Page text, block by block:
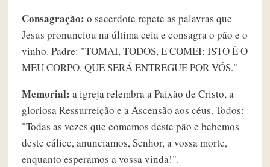
Consagração: o sacerdote repete as palavras que
Jesus pronunciou na última ceia e consagra o pão e o
vinho. Padre: "TOMAI, TODOS, E COMEI: ISTO É O
MEU CORPO, QUE SERÁ ENTREGUE POR VÓS."
Memorial: a igreja relembra a Paixão de Cristo, a
gloriosa Ressurreição e a Ascensão aos céus. Todos:
"Todas as vezes que comemos deste pão e bebemos
deste cálice, anunciamos, Senhor, a vossa morte,
enquanto esperamos a vossa vinda!".